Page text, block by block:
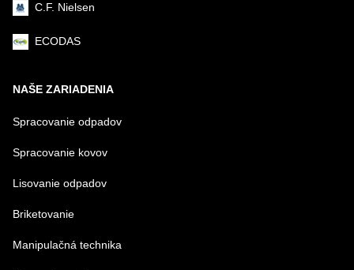
C.F. Nielsen
ECODAS
NAŠE ZARIADENIA
Spracovanie odpadov
Spracovanie kovov
Lisovanie odpadov
Briketovanie
Manipulačná technika